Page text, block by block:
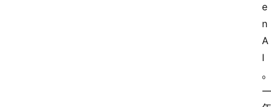
e
n
A
I
。
一